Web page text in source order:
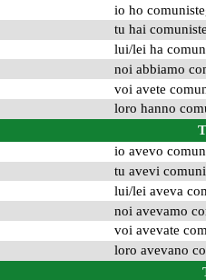
io ho
tu hai
lui/lei ha
noi abbiamo
voi avete
loro hanno
io avevo
tu avevi
lui/lei aveva
noi avevamo
voi avevate
loro avevano